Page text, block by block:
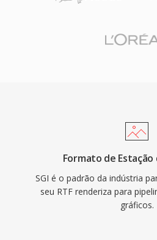
Formato de
SGI é o padrão da indústria
seu RTF renderiza para
gráficos.